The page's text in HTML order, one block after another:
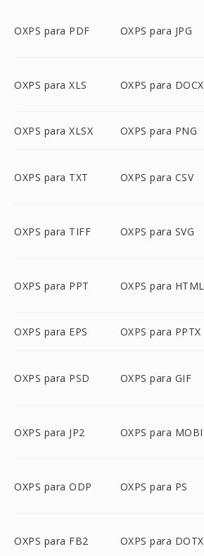
OXPS para PDF OXPS para JPG
OXPS para XLS OXPS para DOCX
OXPS para XLSX OXPS para PNG
OXPS para TXT OXPS para CSV
OXPS para TIFF OXPS para SVG
OXPS para PPT OXPS para HTML
OXPS para EPS OXPS para PPTX
OXPS para PSD OXPS para GIF
OXPS para JP2 OXPS para MOBI
OXPS para ODP OXPS para PS
OXPS para FB2 OXPS para DOTX